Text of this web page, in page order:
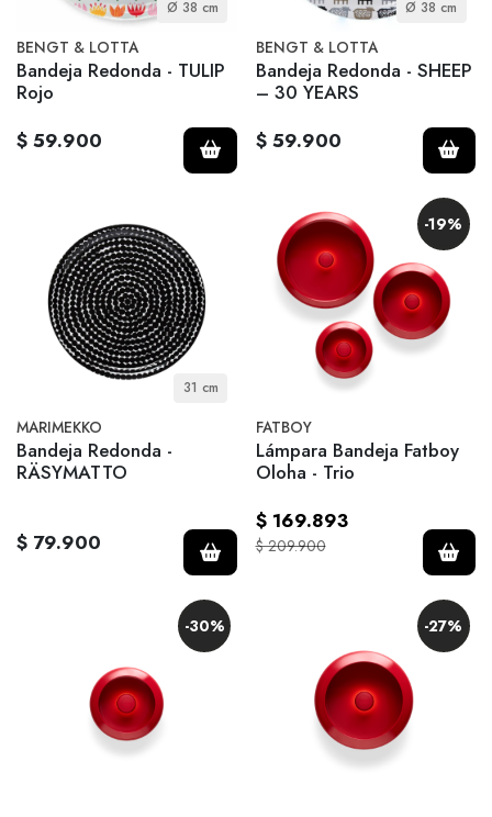
Ø 38 cm
BENGT & LOTTA
Bandeja Redonda - TULIP
Rojo
$ 59.900
Ø 38 cm
BENGT & LOTTA
Bandeja Redonda - SHEEP
– 30 YEARS
$ 59.900
31 cm
MARIMEKKO
Bandeja Redonda -
RÄSYMATTO
$ 79.900
-19%
FATBOY
Lámpara Bandeja Fatboy
Oloha - Trio
$ 169.893
$ 209.900
-30% -27%